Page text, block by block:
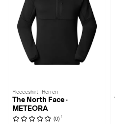
Fleeceshirt · Herren
The North Face ·
METEORA
(0) 1